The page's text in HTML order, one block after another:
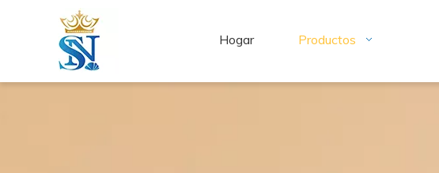
Hogar Productos